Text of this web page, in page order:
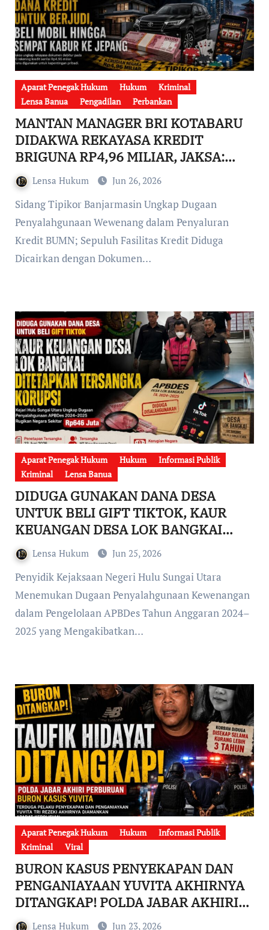
Aparat Penegak Hukum Hukum
Kriminal
Lensa Banua
Pengadilan Perbankan
MANTAN MANAGER BRI KOTABARU
DIDAKWA REKAYASA KREDIT
BRIGUNA RP4,96 MILIAR, JAKSA:
DANA DIPAKAI BERJUDI, BELI MOBIL
HINGGA KABUR KE JEPANG
Lensa Hukum Jun 26, 2026
Sidang Tipikor Banjarmasin Ungkap Dugaan
Penyalahgunaan Wewenang dalam Penyaluran
Kredit BUMN; Sepuluh Fasilitas Kredit Diduga
Dicairkan dengan Dokumen…
Aparat Penegak Hukum Hukum
Informasi Publik
Kriminal
Lensa Banua
DIDUGA GUNAKAN DANA DESA
UNTUK BELI GIFT TIKTOK, KAUR
KEUANGAN DESA LOK BANGKAI
DITETAPKAN TERSANGKA KORUPSI
OLEH KEJARI HSU
Lensa Hukum Jun 25, 2026
Penyidik Kejaksaan Negeri Hulu Sungai Utara
Menemukan Dugaan Penyalahgunaan Kewenangan
dalam Pengelolaan APBDes Tahun Anggaran 2024–
2025 yang Mengakibatkan…
Aparat Penegak Hukum Hukum
Informasi Publik
Kriminal
Viral
BURON KASUS PENYEKAPAN DAN
PENGANIAYAAN YUVITA AKHIRNYA
DITANGKAP! POLDA JABAR AKHIRI
PERBURUAN TAUFIK HIDAYAT
Lensa Hukum Jun 23, 2026